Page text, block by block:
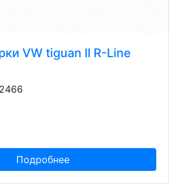
VW tiguan II R-Line
Подробнее